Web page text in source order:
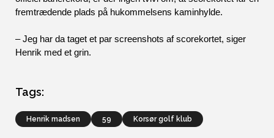
fremtrædende plads på hukommelsens kaminhylde.
– Jeg har da taget et par screenshots af scorekortet, siger
Henrik med et grin.
Tags:
henrik madsen 59 korsør golf klub